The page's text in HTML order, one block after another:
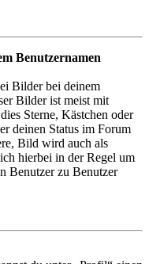
Benutzernamen
Bilder bei deinem
Bilder ist meist mit
Sterne, Kästchen oder
deinen Status im Forum
Bild wird auch als
hierbei in der Regel um
Benutzer zu Benutzer